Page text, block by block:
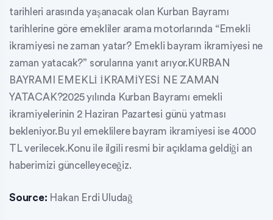
tarihleri arasında yaşanacak olan Kurban Bayramı
tarihlerine göre emekliler arama motorlarında “Emekli
ikramiyesi ne zaman yatar? Emekli bayram ikramiyesi ne
zaman yatacak?” sorularına yanıt arıyor.KURBAN
BAYRAMI EMEKLİ İKRAMİYESİ NE ZAMAN
YATACAK?2025 yılında Kurban Bayramı emekli
ikramiyelerinin 2 Haziran Pazartesi günü yatması
bekleniyor.Bu yıl emeklilere bayram ikramiyesi ise 4000
TL verilecek.Konu ile ilgili resmi bir açıklama geldiği an
haberimizi güncelleyeceğiz.
Source: Hakan Erdi Uludağ